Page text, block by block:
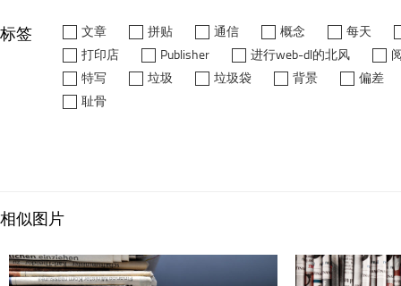
标签 文章 拼贴 通信 概念
每天
打印店
Publisher 进行web-dl的北风
特写
垃圾 垃圾袋 背景
偏差
耻骨
相似图片